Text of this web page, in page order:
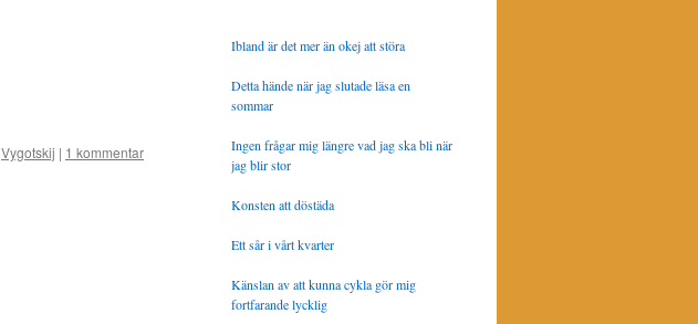
Vygotskij | 1 kommentar
Ibland är det mer än okej att störa
Detta hände när jag slutade läsa en
sommar
Ingen frågar mig längre vad jag ska bli när
jag blir stor
Konsten att döstäda
Ett sår i vårt kvarter
Känslan av att kunna cykla gör mig
fortfarande lycklig